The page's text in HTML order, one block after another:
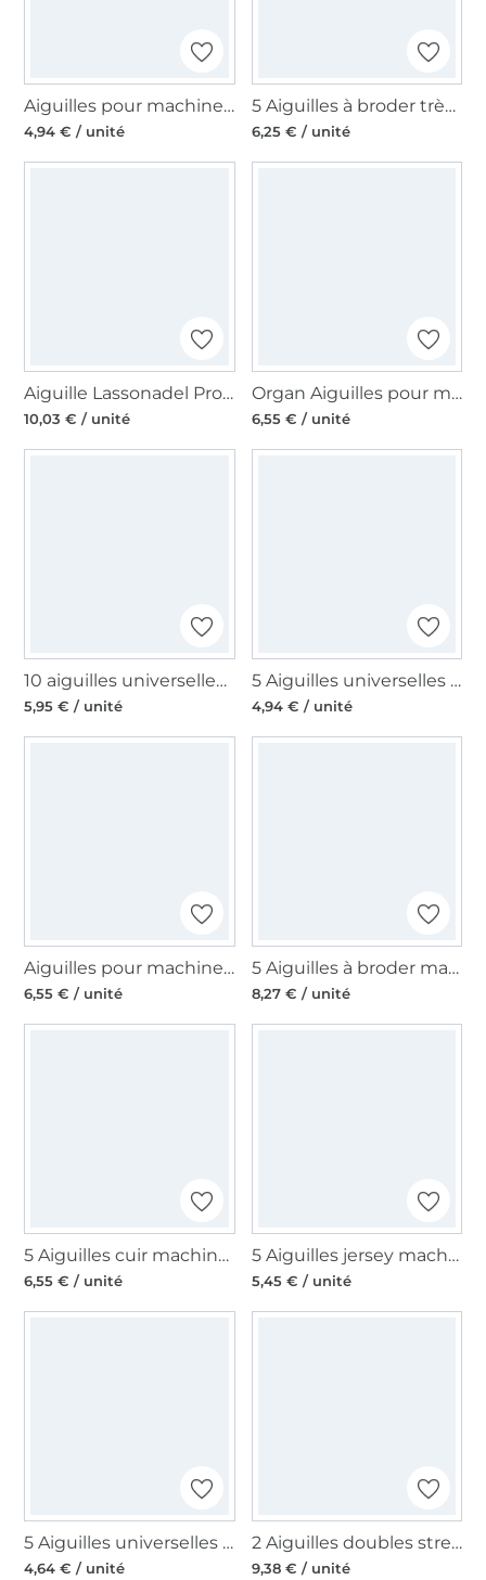
Aiguilles pour machines à coudre 130/705, universelles 70
4,94 € / unité
5 Aiguilles à broder très fines machine à coudre Schmetz 130N/MET
6,25 € / unité
Aiguille Lassonadel Professional Patchwork
10,03 € / unité
Organ Aiguilles pour machines à coudres Super Stretch 75-90
6,55 € / unité
10 aiguilles universelles machine à coudre Organ Needles 130/705 H, 80
5,95 € / unité
5 Aiguilles universelles machine à coudre Organ Needles 130/705 H, 70
4,94 € / unité
Aiguilles pour machines à coudres 130/705, Stretch 75
6,55 € / unité
5 Aiguilles à broder machine à coudre Schmetz, 130/705H-ET, 75
8,27 € / unité
5 Aiguilles cuir machine à coudre Organ, 130/705 H, 90-100
6,55 € / unité
5 Aiguilles jersey machine à coudre Organ, 130/705 H, 90
5,45 € / unité
5 Aiguilles universelles machine à coudre Organ Needles 130/705 H, 80
4,64 € / unité
2 Aiguilles doubles stretch machine à coudre Organ, 130/705 H, 75/2,5mm
9,38 € / unité